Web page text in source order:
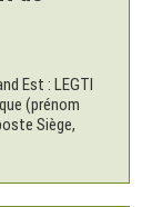
Est : LEGTI
(prénom
Siège,